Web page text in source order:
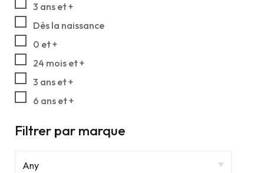
3 ans et +
Dès la naissance
0 et +
24 mois et +
3 ans et +
6 ans et +
Filtrer par marque